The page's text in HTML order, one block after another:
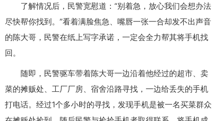
了解情况后，民警宽慰道：“别着急，放心我们会想办法
尽快帮你找到。”看着满脸焦急、嘴唇一张一合却发不出声音
的陈大哥，民警在纸上写字承诺，一定会全力帮其将手机找
回。
随即，民警驱车带着陈大哥一边沿着他经过的超市、卖
菜的摊贩处、工厂厂房、宿舍沿路寻找，一边给丢失的手机
打电话。经过1个多小时的寻找，发现手机是被一名买菜群众